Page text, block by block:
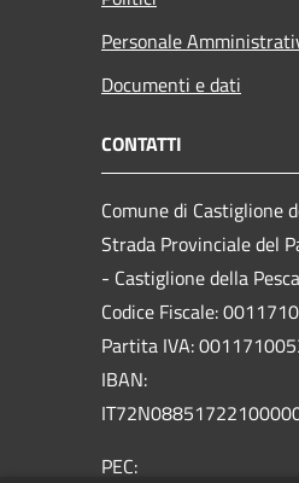
Personale
Documenti e dati
CONTATTI
Comune di Castiglione
Strada Provinciale del
- Castiglione della
Codice Fiscale:
Partita IVA:
IBAN:
PEC: